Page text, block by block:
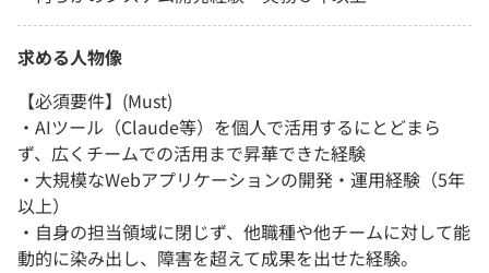
求める人物像
【必須要件】(Must)
・AIツール（Claude等）を個人で活用するにとどまら
ず、広くチームでの活用まで昇華できた経験
・大規模なWebアプリケーションの開発・運用経験（5年
以上）
・自身の担当領域に閉じず、他職種や他チームに対して能
動的に染み出し、障害を超えて成果を出せた経験。